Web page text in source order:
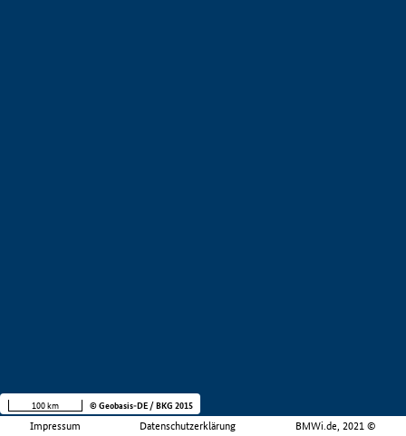
Impressum Datenschutzerklärung BMWi.de, 2021 ©
100 km © Geobasis-DE / BKG 2015